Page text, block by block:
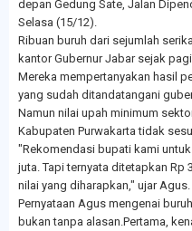
depan Gedung Sate, Jalan
Selasa (15/12).
Ribuan buruh dari sejumlah
kantor Gubernur Jabar sejak
Mereka mempertanyakan hasil
yang sudah ditandatangani
Namun nilai upah minimum
Kabupaten Purwakarta tidak
"Rekomendasi bupati kami
juta. Tapi ternyata ditetapkan Rp
nilai yang diharapkan," ujar Agus.
Pernyataan Agus mengenai
bukan tanpa alasan.Pertama,